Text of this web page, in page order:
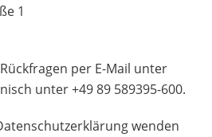
1
per E-Mail unter
unter +49 89 589395-600.
wenden